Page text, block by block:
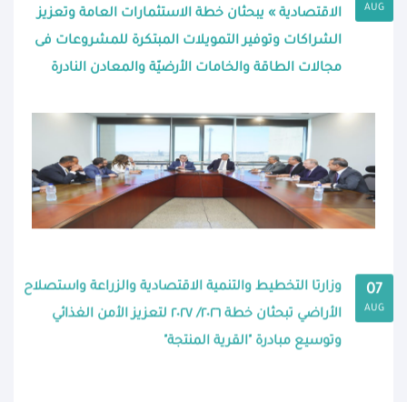
AUG
الاقتصادية » يبحثان خطة الاستثمارات العامة وتعزيز
الشراكات وتوفير التمويلات المبتكرة للمشروعات فى
مجالات الطاقة والخامات الأرضيّة والمعادن النادرة
07
AUG
وزارتا التخطيط والتنمية الاقتصادية والزراعة واستصلاح
الأراضي تبحثان خطة ٢٠٢٦/ ٢٠٢٧ لتعزيز الأمن الغذائي
وتوسيع مبادرة "القرية المنتجة"